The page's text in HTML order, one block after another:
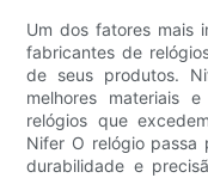
Um dos fatores mais
fabricantes de
de seus produtos.
melhores materiais
relógios que
Nifer O relógio passa
durabilidade e